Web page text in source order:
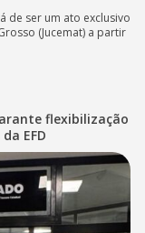
de ser um ato exclusivo
(Jucemat) a partir
flexibilização
EFD